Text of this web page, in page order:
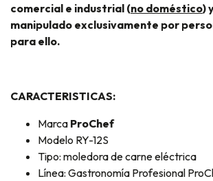
comercial e industrial (no doméstico)
manipulado exclusivamente por
para ello.
CARACTERISTICAS:
Marca ProChef
Modelo RY-12S
Tipo: moledora de carne eléctrica
Línea: Gastronomía Profesional